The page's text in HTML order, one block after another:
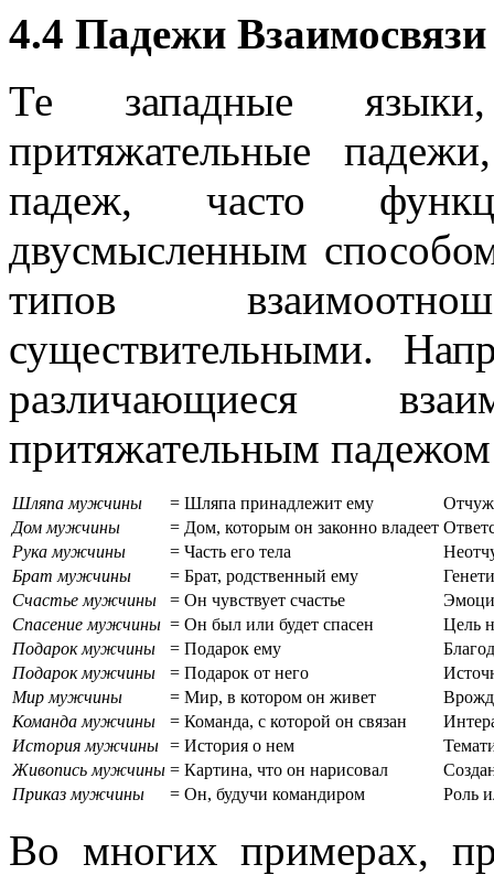
4.4 Падежи Взаимосвязи
Те западные
притяжательные
падеж, часто
двусмысленным
типов
существительными.
различающиеся
притяжательным
Шляпа мужчины = Шляпа принадлежит ему
Дом мужчины
= Дом, которым он законно владеет
Рука мужчины
= Часть его тела
Брат мужчины
= Брат, родственный ему
Счастье мужчины
= Он чувствует счастье
Спасение мужчины = Он был или будет спасен
Цель
Подарок мужчины
= Подарок ему
Подарок мужчины
= Подарок от него
Мир мужчины
= Мир, в котором он живет
Команда мужчины
= Команда, с которой он связан
История мужчины = История о нем
Живопись мужчины = Картина, что он нарисовал
Приказ мужчины
= Он, будучи командиром Роль
Во многих примерах,